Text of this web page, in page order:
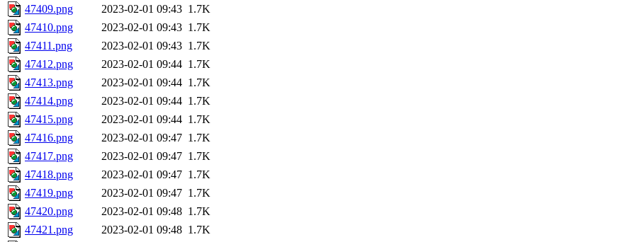
47409.png
2023-02-01 09:43 1.7K
47410.png
2023-02-01 09:43 1.7K
47411.png
2023-02-01 09:43 1.7K
47412.png
2023-02-01 09:44 1.7K
47413.png
2023-02-01 09:44 1.7K
47414.png
2023-02-01 09:44 1.7K
47415.png
2023-02-01 09:44 1.7K
47416.png
2023-02-01 09:47 1.7K
47417.png
2023-02-01 09:47 1.7K
47418.png
2023-02-01 09:47 1.7K
47419.png
2023-02-01 09:47 1.7K
47420.png
2023-02-01 09:48 1.7K
47421.png
2023-02-01 09:48 1.7K